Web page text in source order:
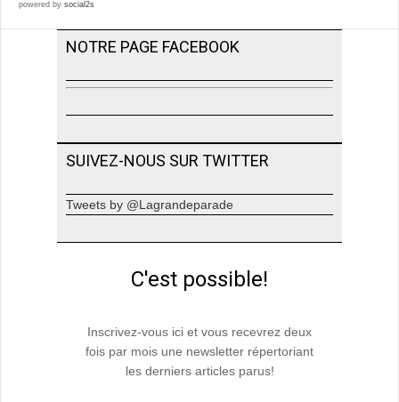
powered by social2s
NOTRE PAGE FACEBOOK
SUIVEZ-NOUS SUR TWITTER
Tweets by @Lagrandeparade
C'est possible!
Inscrivez-vous ici et vous recevrez deux
fois par mois une newsletter répertoriant
les derniers articles parus!